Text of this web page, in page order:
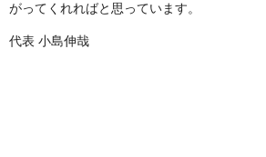
がってくれればと思っています。
代表 小島伸哉